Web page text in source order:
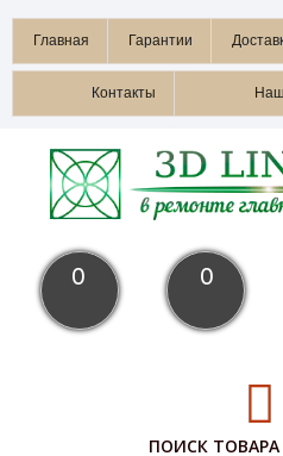
Главная Гарантии
Контакты
0 0
ПОИСК ТОВАРА